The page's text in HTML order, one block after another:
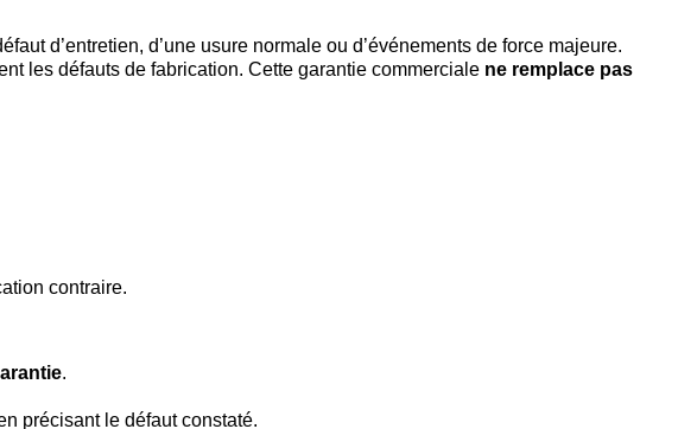
d’entretien, d’une usure normale ou d’événements de force majeure.
les défauts de fabrication. Cette garantie commerciale ne remplace pas
contraire.
.
précisant le défaut constaté.